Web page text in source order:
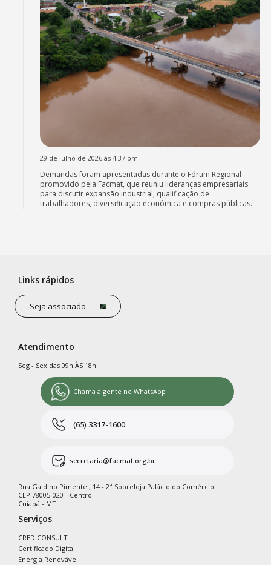
29 de julho de 2026 às 4:37 pm
Demandas foram apresentadas durante o Fórum Regional
promovido pela Facmat, que reuniu lideranças empresariais
para discutir expansão industrial, qualificação de
trabalhadores, diversificação econômica e compras públicas.
Links rápidos
Seja associado
Atendimento
Seg - Sex das 09h ÀS 18h
Chama a gente no WhatsApp
(65) 3317-1600
secretaria@facmat.org.br
Rua Galdino Pimentel, 14 - 2ª Sobreloja Palácio do Comércio
CEP 78005-020 - Centro
Cuiabá - MT
Serviços
CREDICONSULT
Certificado Digital
Energia Renovável